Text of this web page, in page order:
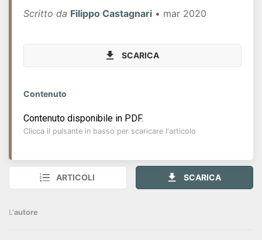
Scritto da Filippo Castagnari • mar 2020
SCARICA
Contenuto
Contenuto disponibile in PDF.
Clicca il pulsante in basso per scaricare l'articolo
ARTICOLI SCARICA
L'autore